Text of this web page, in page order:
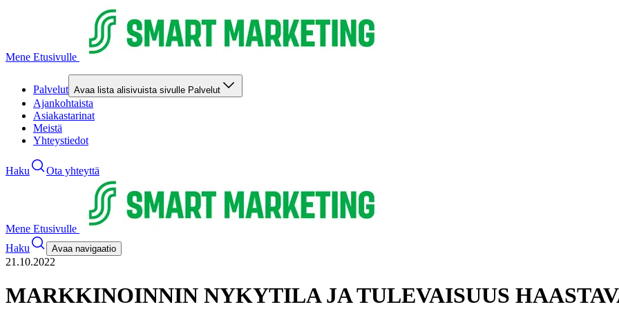
Mene Etusivulle
Palvelut Avaa lista alisivuista sivulle Palvelut
Ajankohtaista
Asiakastarinat
Meistä
Yhteystiedot
Haku Ota yhteyttä
Mene Etusivulle
Haku
Avaa navigaatio
21.10.2022
MARKKINOINNIN NYKYTILA JA TULEVAISUUS